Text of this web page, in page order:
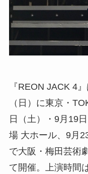
『REON JACK 4
（日）に東京・
日（土）・9月19
場 大ホール、9月
で大阪・梅田芸術
て開催。上演時間